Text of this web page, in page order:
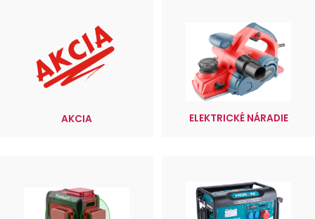
AKCIA ELEKTRICKÉ NÁRADIE